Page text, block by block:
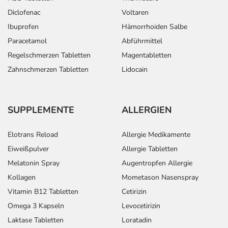
Setzen Sie sich bei dem Verdacht auf eine Überdosierung
Anwendung vergessen?
Führen Sie die Anwendung durch, sobald Sie daran
denken und halten Sie dann Ihren Zeitplan ein.
Kleinkindern und älteren Menschen auf eine
gewissenhafte Dosierung. Im Zweifelsfalle fragen Sie
Ihren Arzt oder Apotheker nach etwaigen Auswirkungen
Eine vom Arzt verordnete Dosierung kann von den
Angaben der Packungsbeilage abweichen. Da der Arzt sie
individuell abstimmt, sollten Sie das Arzneimittel daher
nach seinen Anweisungen anwenden.
Aufbewahrung
Diclofenac
Ibuprofen
Paracetamol
Regelschmerzen Tabletten
Zahnschmerzen Tabletten
Voltaren
Hämorrhoiden Salbe
Abführmittel
Magentabletten
Lidocain
SUPPLEMENTE
Elotrans Reload
Eiweißpulver
Melatonin Spray
Kollagen
Vitamin B12 Tabletten
Omega 3 Kapseln
Laktase Tabletten
ALLERGIEN
Allergie Medikamente
Allergie Tabletten
Augentropfen Allergie
Mometason Nasenspray
Cetirizin
Levocetirizin
Loratadin